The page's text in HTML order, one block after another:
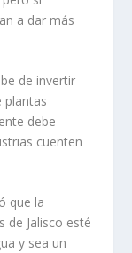
a dar más
de invertir
plantas
debe
cuenten
que la
de Jalisco esté
y sea un